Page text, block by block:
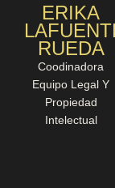
ERIKA
RUEDA
Coodinadora
Equipo Legal Y
Propiedad
Intelectual